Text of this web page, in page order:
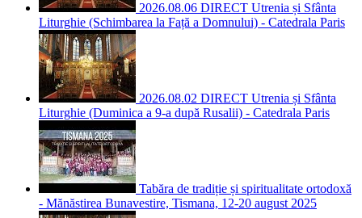
2026.08.06 DIRECT Utrenia și Sfânta
Liturghie (Schimbarea la Față a Domnului) - Catedrala Paris
2026.08.02 DIRECT Utrenia și Sfânta
Liturghie (Duminica a 9-a după Rusalii) - Catedrala Paris
Tabăra de tradiție și spiritualitate ortodoxă
- Mănăstirea Bunavestire, Tismana, 12-20 august 2025